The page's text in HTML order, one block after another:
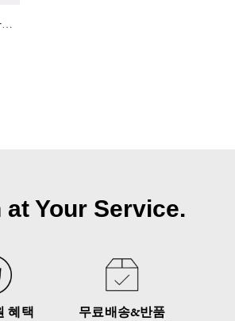
에센셜 스몰 집 어라운드 카드 케이스 인 시그니처 캔버스
at Your Service.
혜택
무료배송&반품